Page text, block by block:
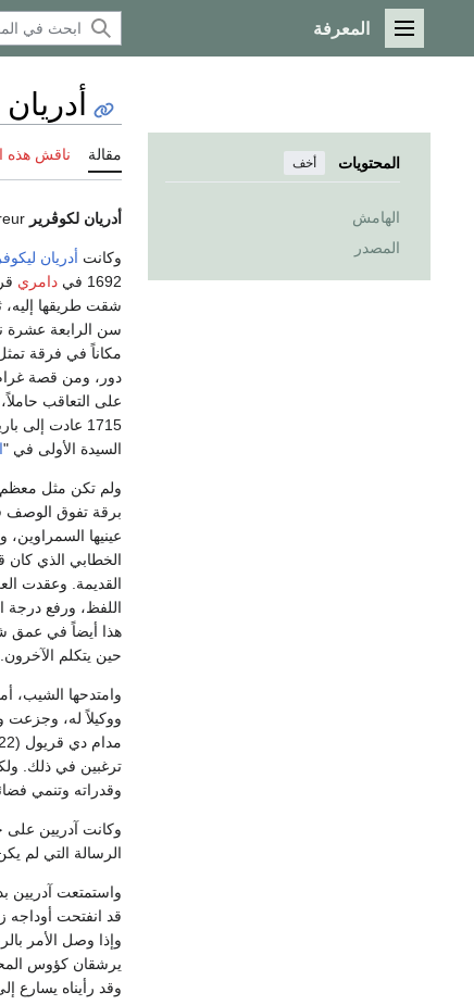
القائمة الرئيسية
المعرفة
المحتويات أخف
الهامش
المصدر
مقالة ناقش هذه
أدريان لكوڤرير
وكانت أدريان
1692 في
دامري
شقت طريقها
سن الرابعة عشرة
مكاناً في فرقة
دور، ومن قصة
على التعاقب
1715 عادت إلى باريس، والتقى بها هناك
السيدة الأولى في "
ولم تكن مثل معظم
برقة تفوق الوصف
عينيها
الخطابي الذي كان
القديمة. وعقدت
اللفظ، ورفع درجة
هذا أيضاً في عمق
حين يتكلم الآخرون.
وامتدحها الشيب،
ووكيلاً له، وجزعت
ترغبين في ذلك.
وقدراته وتنمي
وكانت آدريين على
الرسالة التي لم
واستمتعت آدريين
قد انفتحت أوداجه
يرشقان كؤوس
وقد رأيناه يسارع